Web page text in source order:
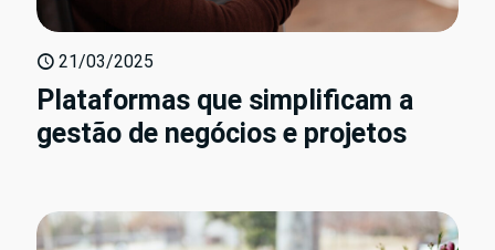
21/03/2025
Plataformas que simplificam a
gestão de negócios e projetos